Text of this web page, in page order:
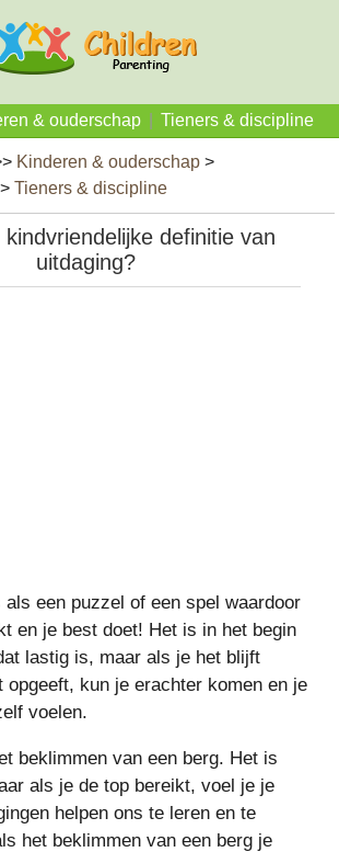
& ouderschap Tieners & discipline
Kinderen & ouderschap >
Tieners & discipline
definitie van
uitdaging?
als een puzzel of een spel waardoor
en je best doet! Het is in het begin
lastig is, maar als je het blijft
opgeeft, kun je erachter komen en je
voelen.
beklimmen van een berg. Het is
als je de top bereikt, voel je je
helpen ons te leren en te
het beklimmen van een berg je